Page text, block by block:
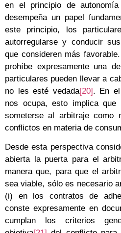
en el principio de
desempeña un papel
este principio, los
autorregularse y conducir
que consideren más
prohíbe expresamente una
particulares pueden llevar a
no les esté vedada[20]. En el
nos ocupa, esto implica que
someterse al arbitraje como
conflictos en materia de
Desde esta perspectiva
abierta la puerta para el
manera que, para que el
sea viable, sólo es necesario
(i) en los contratos de
conste expresamente en
cumplan los criterios